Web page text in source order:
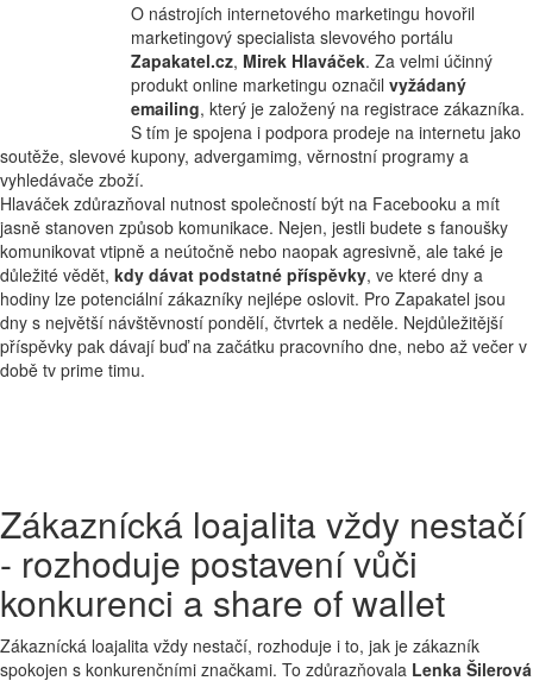
O nástrojích internetového marketingu hovořil
marketingový specialista slevového portálu
Zapakatel.cz, Mirek Hlaváček. Za velmi účinný
produkt online marketingu označil vyžádaný
emailing, který je založený na registrace zákazníka.
S tím je spojena i podpora prodeje na internetu jako
soutěže, slevové kupony, advergamimg, věrnostní programy a
vyhledávače zboží.
Hlaváček zdůrazňoval nutnost společností být na Facebooku a mít
jasně stanoven způsob komunikace. Nejen, jestli budete s fanoušky
komunikovat vtipně a neútočně nebo naopak agresivně, ale také je
důležité vědět, kdy dávat podstatné příspěvky, ve které dny a
hodiny lze potenciální zákazníky nejlépe oslovit. Pro Zapakatel jsou
dny s největší návštěvností pondělí, čtvrtek a neděle. Nejdůležitější
příspěvky pak dávají buď na začátku pracovního dne, nebo až večer v
době tv prime timu.
Zákaznícká loajalita vždy nestačí
- rozhoduje postavení vůči
konkurenci a share of wallet
Zákaznícká loajalita vždy nestačí, rozhoduje i to, jak je zákazník
spokojen s konkurenčními značkami. To zdůrazňovala Lenka Šilerová